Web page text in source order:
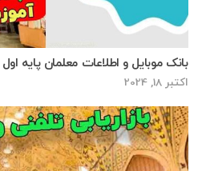
بانک موبایل و اطلاعات معلمان پایه
اکتبر 18, 2024